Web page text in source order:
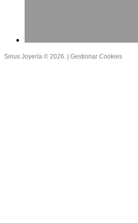
Sirius Joyería © 2026. | Gestionar Cookies